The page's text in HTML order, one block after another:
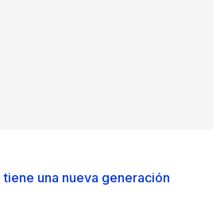
tiene una nueva generación